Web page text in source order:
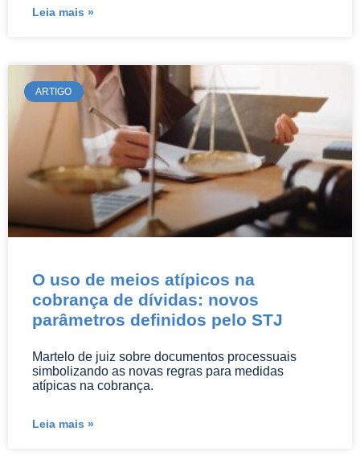
Leia mais »
ARTIGO
O uso de meios atípicos na
cobrança de dívidas: novos
parâmetros definidos pelo STJ
Martelo de juiz sobre documentos processuais
simbolizando as novas regras para medidas
atípicas na cobrança.
Leia mais »